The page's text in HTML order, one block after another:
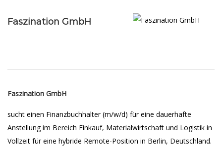
Faszination GmbH
Faszination GmbH
sucht einen Finanzbuchhalter (m/w/d) für eine dauerhafte
Anstellung im Bereich Einkauf, Materialwirtschaft und Logistik in
Vollzeit für eine hybride Remote-Position in Berlin, Deutschland.